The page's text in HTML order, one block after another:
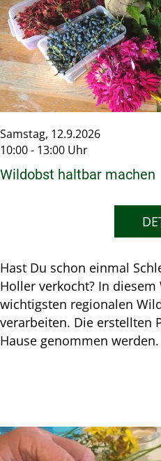
Samstag, 12.9.2026
10:00 - 13:00 Uhr
Wildobst haltbar machen
Hast Du schon einmal
Holler verkocht? In
wichtigsten regionalen
verarbeiten. Die erstellten
Hause genommen werden.